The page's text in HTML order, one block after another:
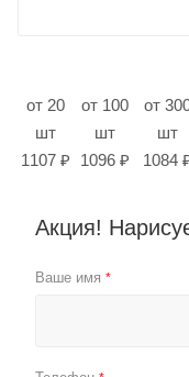
от 20
шт
1107 ₽
от 100
шт
1096 ₽
от
шт
1084
Акция!
Ваше имя *